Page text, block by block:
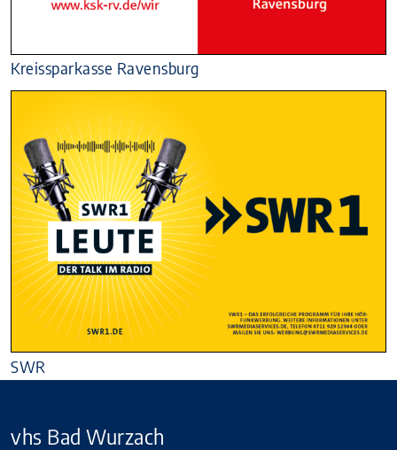
Kreissparkasse Ravensburg
SWR
vhs Bad Wurzach